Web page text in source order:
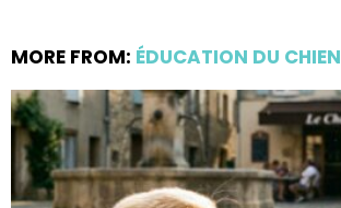
MORE FROM: ÉDUCATION DU CHIEN